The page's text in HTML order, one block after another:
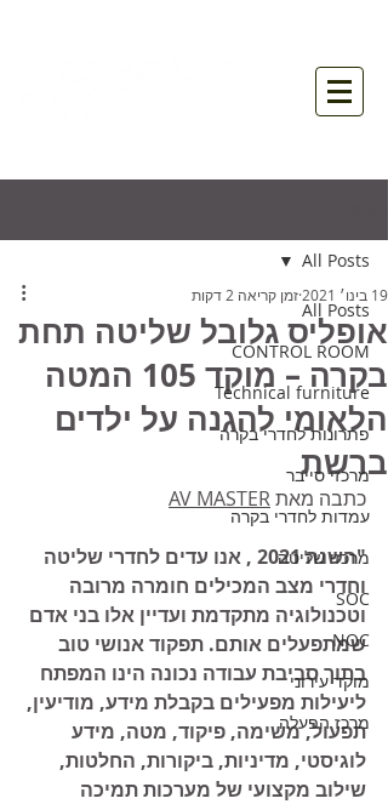
All Posts
CONTROL ROOM
Technical furniture
פתרונות לחדרי בקרה
מרכזי סייבר
עמדות לחדרי בקרה
מרכזי שליטה
SOC
NOC
מוקד עירוני
מרכז הפעלה
All Posts
אופליס גלובל שליטה תחת
בקרה – מוקד 105 המטה
הלאומי להגנה על ילדים
ברשת
19 בינו׳ 2021 זמן קריאה 2 דקות
כתבה מאת AV MASTER
"השנה 2021 , אנו עדים לחדרי שליטה
וחדרי מצב המכילים חומרה מרובה
וטכנולוגיה מתקדמת ועדיין אלו בני אדם
שמתפעלים אותם. תפקוד אנושי טוב
בתוך סביבת עבודה נכונה הינו המפתח
ליעילות מפעילים בקבלת מידע, מודיעין,
תפעול, משימה, פיקוד, מטה, מידע
לוגיסטי, מדיניות, ביקורות, החלטות,
שילוב מקצועי של מערכות תמיכה